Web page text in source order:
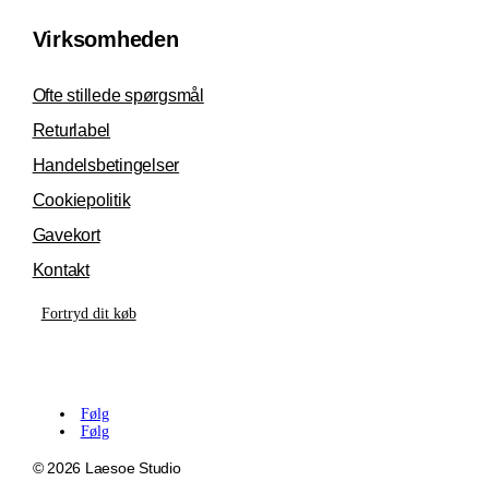
Virksomheden
Ofte stillede spørgsmål
Returlabel
Handelsbetingelser
Cookiepolitik
Gavekort
Kontakt
Fortryd dit køb
Følg
Følg
© 2026 Laesoe Studio